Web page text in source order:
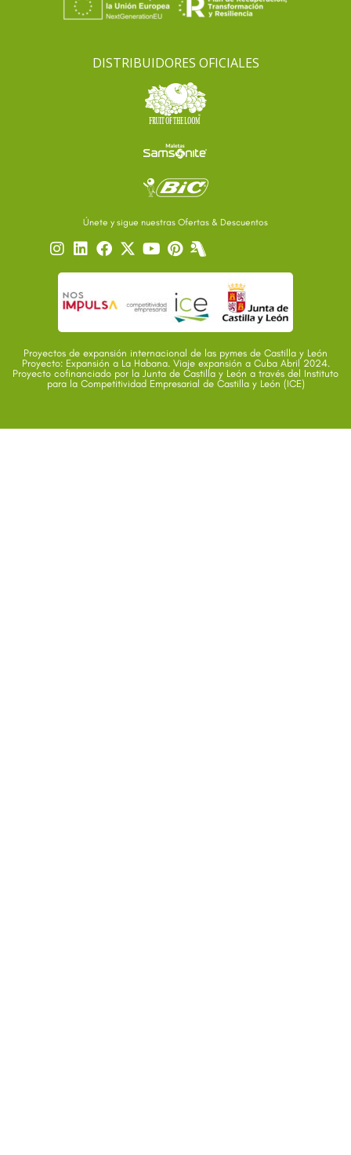
DISTRIBUIDORES OFICIALES
Únete y sigue nuestras Ofertas & Descuentos
Proyectos de expansión internacional de las pymes de Castilla y León
Proyecto: Expansión a La Habana. Viaje expansión a Cuba Abril 2024.
Proyecto cofinanciado por la Junta de Castilla y León a través del Instituto
para la Competitividad Empresarial de Castilla y León (ICE)